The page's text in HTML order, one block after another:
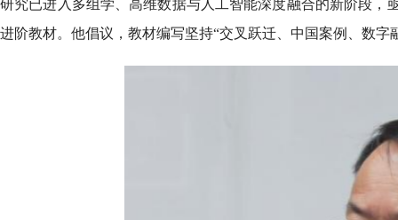
研究已进入多组学、高维数据与人工智能深度融合的新阶段
进阶教材。他倡议，教材编写坚持“交叉跃迁、中国案例、数